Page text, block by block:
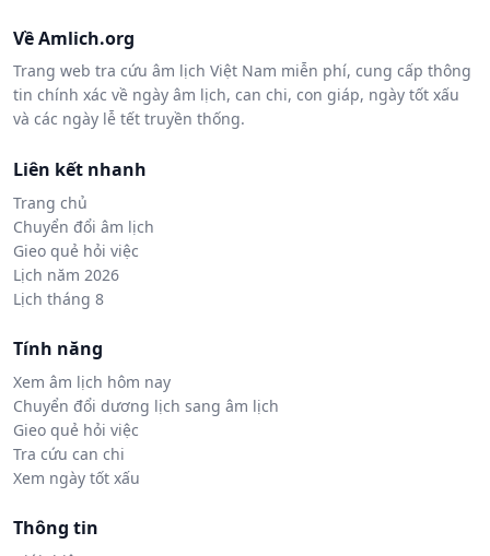
Về Amlich.org
Trang web tra cứu âm lịch Việt Nam miễn phí, cung cấp thông
tin chính xác về ngày âm lịch, can chi, con giáp, ngày tốt xấu
và các ngày lễ tết truyền thống.
Liên kết nhanh
Trang chủ
Chuyển đổi âm lịch
Gieo quẻ hỏi việc
Lịch năm 2026
Lịch tháng 8
Tính năng
Xem âm lịch hôm nay
Chuyển đổi dương lịch sang âm lịch
Gieo quẻ hỏi việc
Tra cứu can chi
Xem ngày tốt xấu
Thông tin